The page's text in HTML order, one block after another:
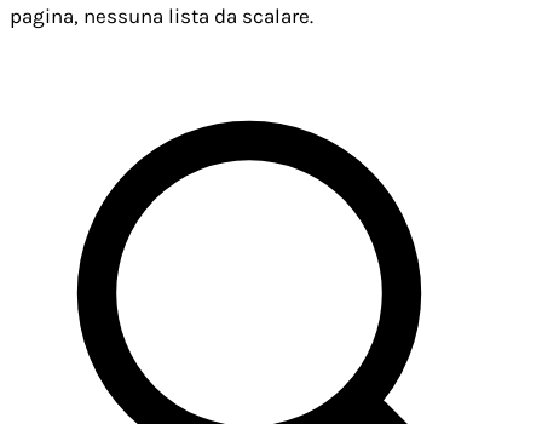
pagina, nessuna lista da scalare.